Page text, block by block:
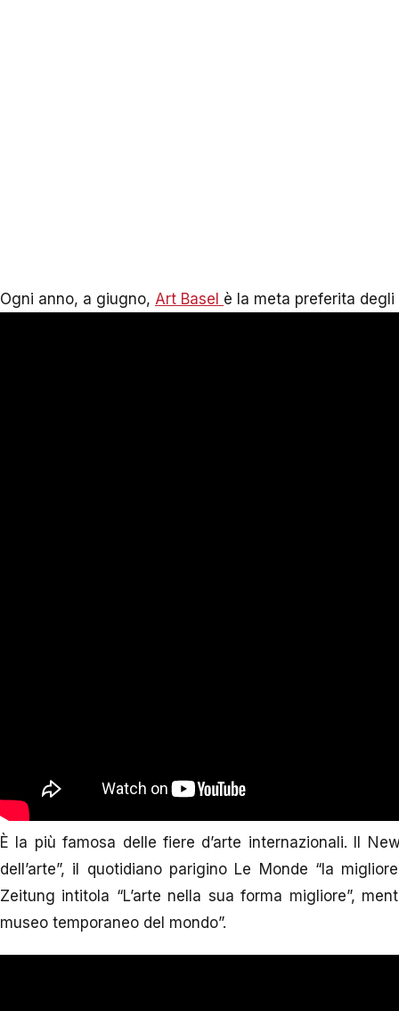
Ogni anno, a giugno, Art Basel è la meta preferita degli
È la più famosa delle fiere d’arte internazionali. Il
dell’arte”, il quotidiano parigino Le Monde “la
Zeitung intitola “L’arte nella sua forma migliore”,
museo temporaneo del mondo”.